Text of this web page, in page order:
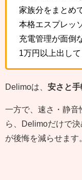
家族分をまとめ
本格エスプレッ
充電管理が面倒
1万円以上出し
Delimoは、 安さと
一方で、速さ・静音
ら、Delimoだけで
が後悔を減らせます